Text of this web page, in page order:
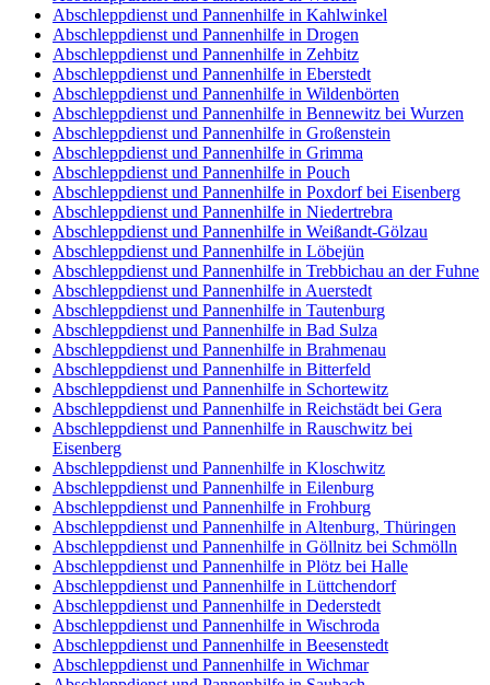
Abschleppdienst und Pannenhilfe in Kahlwinkel
Abschleppdienst und Pannenhilfe in Drogen
Abschleppdienst und Pannenhilfe in Zehbitz
Abschleppdienst und Pannenhilfe in Eberstedt
Abschleppdienst und Pannenhilfe in Wildenbörten
Abschleppdienst und Pannenhilfe in Bennewitz bei Wurzen
Abschleppdienst und Pannenhilfe in Großenstein
Abschleppdienst und Pannenhilfe in Grimma
Abschleppdienst und Pannenhilfe in Pouch
Abschleppdienst und Pannenhilfe in Poxdorf bei Eisenberg
Abschleppdienst und Pannenhilfe in Niedertrebra
Abschleppdienst und Pannenhilfe in Weißandt-Gölzau
Abschleppdienst und Pannenhilfe in Löbejün
Abschleppdienst und Pannenhilfe in Trebbichau an der Fuhne
Abschleppdienst und Pannenhilfe in Auerstedt
Abschleppdienst und Pannenhilfe in Tautenburg
Abschleppdienst und Pannenhilfe in Bad Sulza
Abschleppdienst und Pannenhilfe in Brahmenau
Abschleppdienst und Pannenhilfe in Bitterfeld
Abschleppdienst und Pannenhilfe in Schortewitz
Abschleppdienst und Pannenhilfe in Reichstädt bei Gera
Abschleppdienst und Pannenhilfe in Rauschwitz bei
Eisenberg
Abschleppdienst und Pannenhilfe in Kloschwitz
Abschleppdienst und Pannenhilfe in Eilenburg
Abschleppdienst und Pannenhilfe in Frohburg
Abschleppdienst und Pannenhilfe in Altenburg, Thüringen
Abschleppdienst und Pannenhilfe in Göllnitz bei Schmölln
Abschleppdienst und Pannenhilfe in Plötz bei Halle
Abschleppdienst und Pannenhilfe in Lüttchendorf
Abschleppdienst und Pannenhilfe in Dederstedt
Abschleppdienst und Pannenhilfe in Wischroda
Abschleppdienst und Pannenhilfe in Beesenstedt
Abschleppdienst und Pannenhilfe in Wichmar